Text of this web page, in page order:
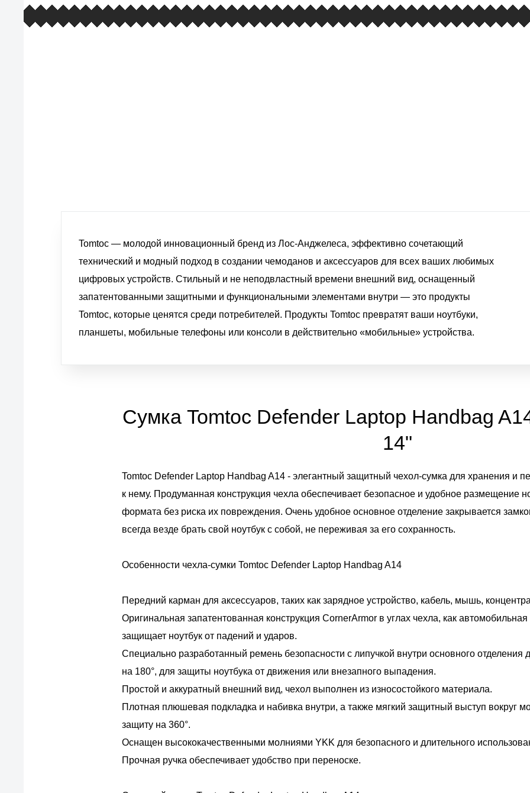
Tomtoc — молодой инновационный бренд из Лос-Анджелеса, эффективно сочетающий
технический и модный подход в создании чемоданов и аксессуаров для всех ваших любимых
цифровых устройств. Стильный и не неподвластный времени внешний вид, оснащенный
запатентованными защитными и функциональными элементами внутри — это продукты
Tomtoc, которые ценятся среди потребителей. Продукты Tomtoc превратят ваши ноутбуки,
планшеты, мобильные телефоны или консоли в действительно «мобильные» устройства.
Сумка Tomtoc Defender Laptop Handbag
14"
Tomtoc Defender Laptop Handbag A14 - элегантный защитный чехол-сумка для хранения и
к нему. Продуманная конструкция чехла обеспечивает безопасное и удобное размещение
формата без риска их повреждения. Очень удобное основное отделение закрывается
всегда везде брать свой ноутбук с собой, не переживая за его сохранность.
Особенности чехла-сумки Tomtoc Defender Laptop Handbag A14
Передний карман для аксессуаров, таких как зарядное устройство, кабель, мышь,
Оригинальная запатентованная конструкция CornerArmor в углах чехла, как
защищает ноутбук от падений и ударов.
Специально разработанный ремень безопасности с липучкой внутри основного отделения
на 180°, для защиты ноутбука от движения или внезапного выпадения.
Простой и аккуратный внешний вид, чехол выполнен из износостойкого материала.
Плотная плюшевая подкладка и набивка внутри, а также мягкий защитный выступ вокруг
защиту на 360°.
Оснащен высококачественными молниями YKK для безопасного и длительного
Прочная ручка обеспечивает удобство при переноске.